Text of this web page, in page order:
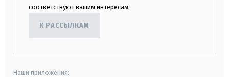
соответствуют вашим интересам.
К РАССЫЛКАМ
Наши приложения: